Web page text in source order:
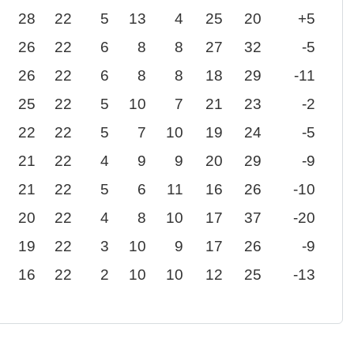
28 22 5 13 4 25 20
+5
26
22 6 8 8 27 32
-5
26
22 6 8 8 18 29
-11
25
22 5 10 7 21 23
-2
22
22 5 7 10 19 24
-5
21
22 4 9 9 20 29
-9
21
22 5 6 11 16 26
-10
20
22 4 8 10 17 37
-20
19
22 3 10 9 17 26
-9
16
22 2 10 10 12 25 -13